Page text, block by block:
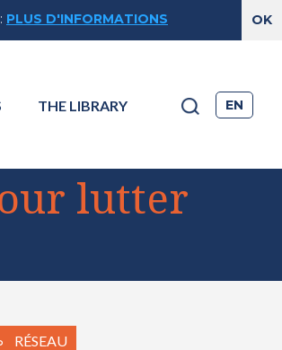
: PLUS D'INFORMATIONS
THE LIBRARY EN
lutter
RÉSEAU